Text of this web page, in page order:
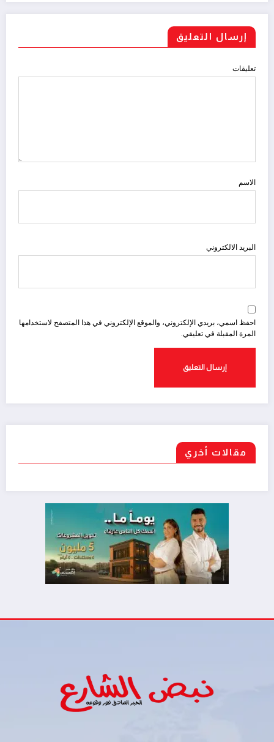
إرسال التعليق
تعليقات
الاسم
البريد الالكتروني
احفظ اسمي، بريدي الإلكتروني، والموقع الإلكتروني في هذا المتصفح لاستخدامها
المرة المقبلة في تعليقي.
مقالات أخري